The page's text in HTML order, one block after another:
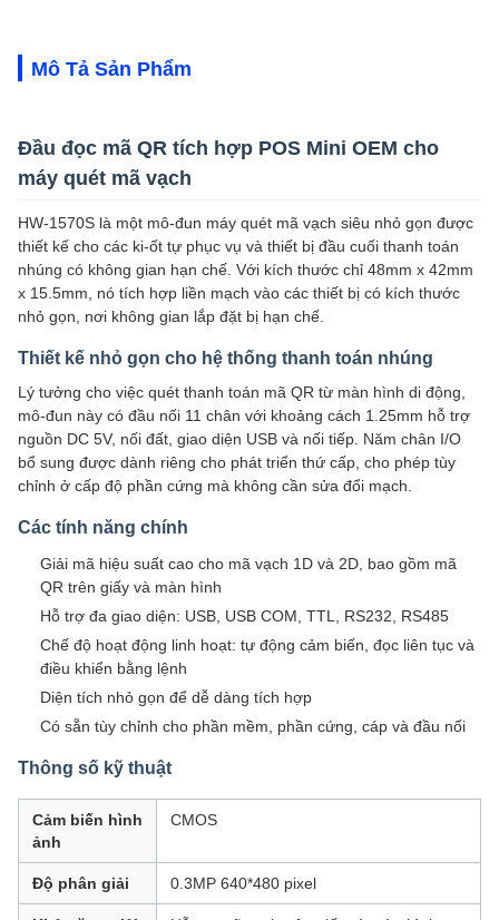
Mô Tả Sản Phẩm
Đầu đọc mã QR tích hợp POS Mini OEM cho
máy quét mã vạch
HW-1570S là một mô-đun máy quét mã vạch siêu nhỏ gọn được
thiết kế cho các ki-ốt tự phục vụ và thiết bị đầu cuối thanh toán
nhúng có không gian hạn chế. Với kích thước chỉ 48mm x 42mm
x 15.5mm, nó tích hợp liền mạch vào các thiết bị có kích thước
nhỏ gọn, nơi không gian lắp đặt bị hạn chế.
Thiết kế nhỏ gọn cho hệ thống thanh toán nhúng
Lý tưởng cho việc quét thanh toán mã QR từ màn hình di động,
mô-đun này có đầu nối 11 chân với khoảng cách 1.25mm hỗ trợ
nguồn DC 5V, nối đất, giao diện USB và nối tiếp. Năm chân I/O
bổ sung được dành riêng cho phát triển thứ cấp, cho phép tùy
chỉnh ở cấp độ phần cứng mà không cần sửa đổi mạch.
Các tính năng chính
Giải mã hiệu suất cao cho mã vạch 1D và 2D, bao gồm mã
QR trên giấy và màn hình
Hỗ trợ đa giao diện: USB, USB COM, TTL, RS232, RS485
Chế độ hoạt động linh hoạt: tự động cảm biến, đọc liên tục và
điều khiển bằng lệnh
Diện tích nhỏ gọn để dễ dàng tích hợp
Có sẵn tùy chỉnh cho phần mềm, phần cứng, cáp và đầu nối
Thông số kỹ thuật
Cảm biến hình
ảnh
CMOS
Độ phân giải 0.3MP 640*480 pixel